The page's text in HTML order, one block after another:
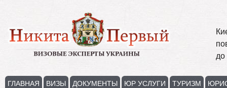
до
ГЛАВНАЯ ВИЗЫ ДОКУМЕНТЫ ЮР УСЛУГИ ТУРИЗМ